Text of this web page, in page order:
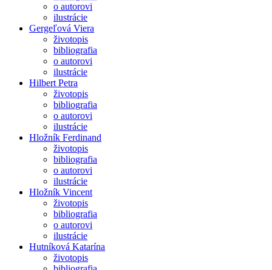
o autorovi
ilustrácie
Gergeľová Viera
životopis
bibliografia
o autorovi
ilustrácie
Hilbert Petra
životopis
bibliografia
o autorovi
ilustrácie
Hložník Ferdinand
životopis
bibliografia
o autorovi
ilustrácie
Hložník Vincent
životopis
bibliografia
o autorovi
ilustrácie
Hutníková Katarína
životopis